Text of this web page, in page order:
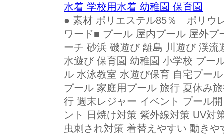
水着 学校用水着 幼稚園 保育園
● 素材 ポリエステル85％ ポリウ
ワード■ プール 屋内プール 屋外
ーチ 砂浜 磯遊び 離島 川遊び 渓
水遊び 保育園 幼稚園 小学校 プー
ル 水泳教室 水遊び保育 自宅プー
プール 家庭用プール 旅行 夏休み
行 週末レジャー イベント プール
ント 日焼け対策 紫外線対策 UV対
虫刺され対策 着替えやすい 動き